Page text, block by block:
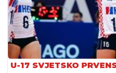
U-17 SVJETSKO